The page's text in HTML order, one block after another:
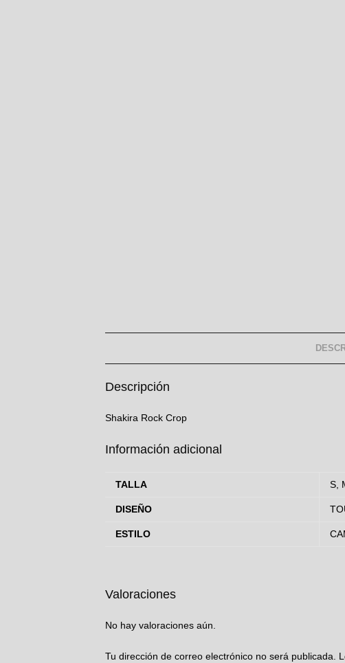
Descripción
Shakira Rock Crop
Información adicional
TALLA S,
DISEÑO
ESTILO
Valoraciones
No hay valoraciones aún.
Tu dirección de correo electrónico no será publicada.